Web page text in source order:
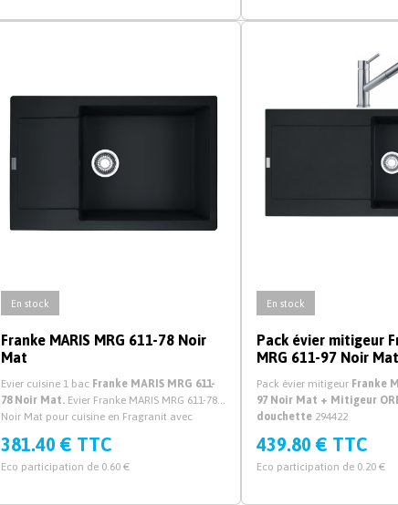
En stock
Franke MARIS MRG 611-78 Noir
Mat
Evier cuisine 1 bac Franke MARIS MRG 611-
78 Noir Mat. Evier Franke MARIS MRG 611-78
Noir Mat pour cuisine en Fragranit avec
381.40 € TTC
Eco participation de 0.60 €
En stock
Pack évier mitigeur
MRG 611-97 Noir
Pack évier mitigeur Franke
97 Noir Mat + Mitigeur
douchette 294422
439.80 € TTC
Eco participation de 0.20 €